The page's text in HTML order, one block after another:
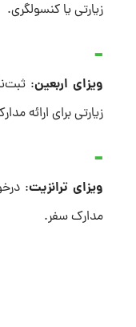
زیارتی یا کنسولگری.
ویزای اربعین:
زیارتی برای ارائه
ویزای ترانزیت:
مدارک سفر.